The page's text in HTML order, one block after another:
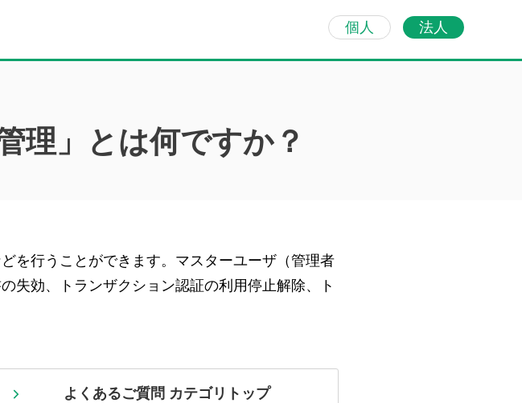
個人 法人
理」とは何ですか？
を行うことができます。マスターユーザ（管理者
失効、トランザクション認証の利用停止解除、ト
よくあるご質問 カテゴリトップ